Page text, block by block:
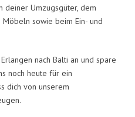
Umzugsgüter, dem
sowie beim Ein- und
nach Balti an und spare
noch heute für ein
dich von unserem